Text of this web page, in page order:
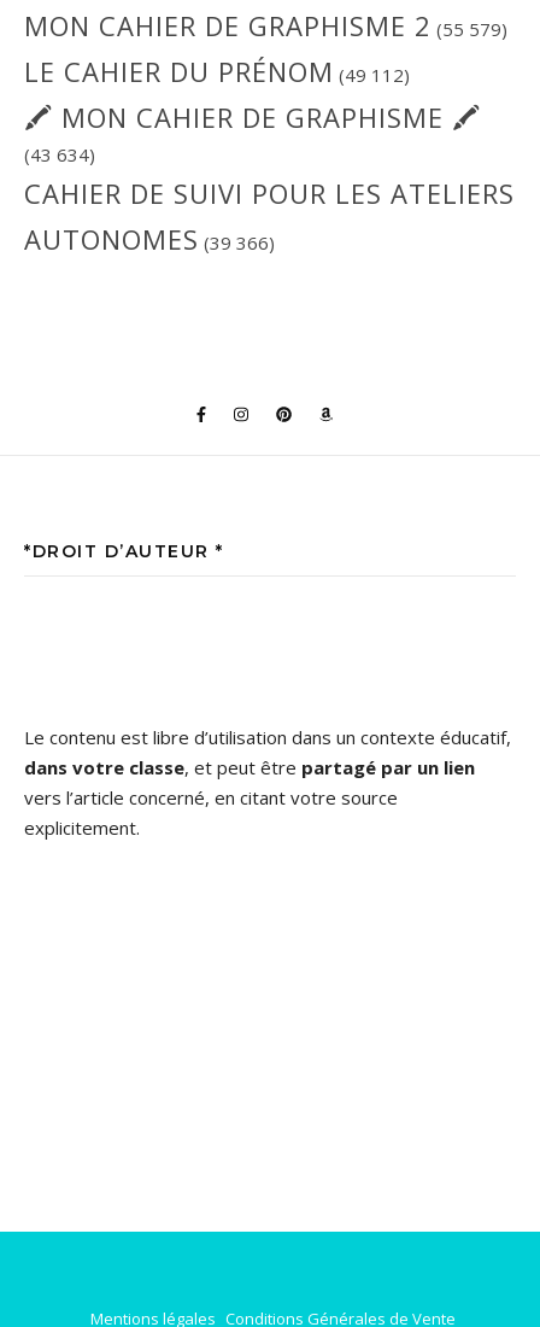
MON CAHIER DE GRAPHISME 2 (55 579)
LE CAHIER DU PRÉNOM (49 112)
🖍 MON CAHIER DE GRAPHISME 🖍
(43 634)
CAHIER DE SUIVI POUR LES ATELIERS
AUTONOMES (39 366)
*DROIT D’AUTEUR *
Le contenu est libre d’utilisation dans un contexte éducatif,
dans votre classe, et peut être partagé par un lien
vers l’article concerné, en citant votre source
explicitement.
Mentions légales Conditions Générales de Vente